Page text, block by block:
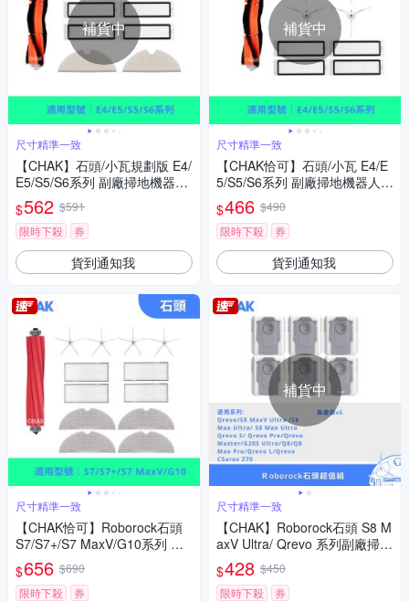
補貨中
尺寸精準一致
【CHAK】石頭/小瓦規劃版 E4/
E5/S5/S6系列 副廠掃地機器人
配件耗材組(主刷x1 邊刷x4 濾
網x4 拖布x2)
$562 $591
限時下殺
券
貨到通知我
尺寸精準一致
【CHAK恰可】Roborock石頭
S7/S7+/S7 MaxV/G10系列 副
廠配件耗材超值組(主刷x1 邊刷
x4 濾網x4 拖布x4)
$656 $690
限時下殺
券
補貨中
尺寸精準一致
【CHAK恰可】石頭/小瓦 E4/E
5/S5/S6系列 副廠掃地機器人配
件超值組(主刷x1 邊刷x4 濾網x
4)
$466 $490
限時下殺
券
貨到通知我
補貨中
尺寸精準一致
【CHAK】Roborock石頭 S8 M
axV Ultra/ Qrevo 系列副廠掃拖
機配件集塵袋超值組(6入組)
$428 $450
限時下殺
券